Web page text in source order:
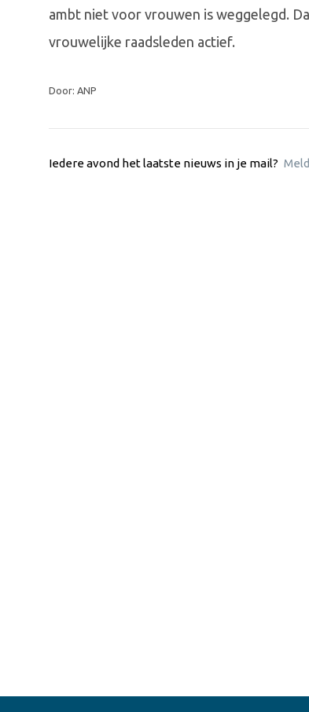
ambt niet voor vrouwen is weggelegd.
vrouwelijke raadsleden actief.
Door: ANP
Iedere avond het laatste nieuws in je mail?